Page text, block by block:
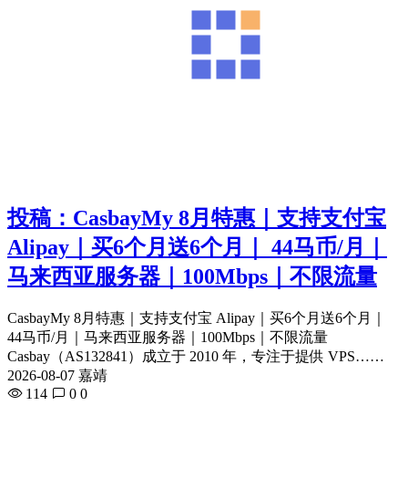
投稿：CasbayMy 8月特惠｜支持支付宝
Alipay｜买6个月送6个月｜ 44马币/月｜
马来西亚服务器｜100Mbps｜不限流量
CasbayMy 8月特惠｜支持支付宝 Alipay｜买6个月送6个月｜
44马币/月｜马来西亚服务器｜100Mbps｜不限流量
Casbay（AS132841）成立于 2010 年，专注于提供 VPS……
2026-08-07 嘉靖
114
0 0